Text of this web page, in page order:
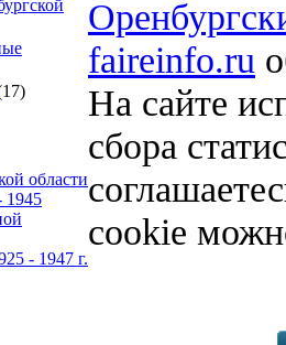
области
1945
- 1947 г.
faireinfo.ru
На сайте
сбора
cookie